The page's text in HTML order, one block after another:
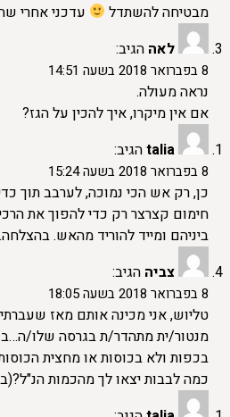
מבטיחה להשתדל
עדכני אחרי
לאה הגיב:
8 בפברואר 2018 בשעה 14:51
נראה מעולה.
אם אין מיקרו, איך להכין על הגז?
taliaהגיב:
8 בפברואר 2018 בשעה 15:24
כן, רק אש הכי נמוכה, לערבב תוך
חימום קצרצר רק כדי להפוך את
ביניהם ומייד להוריד מהאש.
צביה הגיב:
8 בפברואר 2018 בשעה 18:05
טליוש, אני מכינה אותם מאז
מנטור/ית מתהדר/ת בגרסה שלו/
בכפות ולא בכוסות או מחצית
כמה לבבות יצאו לך מהכמות